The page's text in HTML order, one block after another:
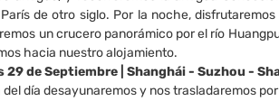
de otro siglo. Por la noche,
un crucero panorámico por el río
hacia nuestro alojamiento.
29 de Septiembre | Shanghái - Suzhou -
día desayunaremos y nos trasladaremos